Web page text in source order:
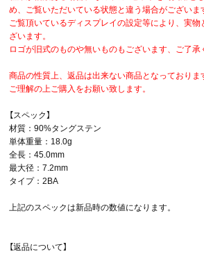
め、ご覧いただいている状態と違う場合がございま
ご覧頂いているディスプレイの設定等により、実
ざいます。
ロゴが旧式のものや無いものもございます、ご了承
商品の性質上、返品は出来ない商品となっておりま
ご理解の上ご購入をお願い致します。
【スペック】
材質：90%タングステン
単体重量：18.0g
全長：45.0mm
最大径：7.2mm
タイプ：2BA
上記のスペックは新品時の数値になります。
【返品について】